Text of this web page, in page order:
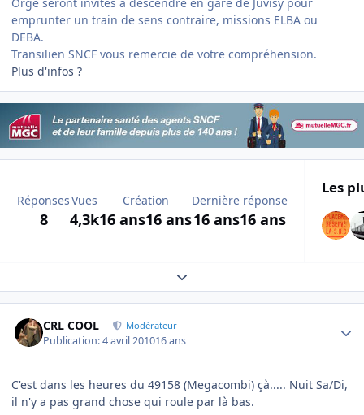
emprunter un train de sens contraire, missions ELBA ou
DEBA.
Transilien SNCF vous remercie de votre compréhension.
Plus d'infos ?
Réponses
8
Vues
4,3k
Création
16 ans16 ans
Dernière réponse
16 ans16 ans
Les
Expand topic overview
CRL COOL Modérateur
Publication:4 avril 201016 ans
C'est dans les heures du 49158 (Megacombi) çà..... Nuit Sa/Di,
il n'y a pas grand chose qui roule par là bas.